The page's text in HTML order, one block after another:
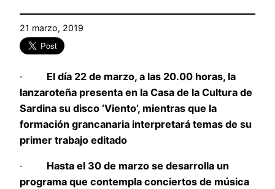
21 marzo, 2019
· El día 22 de marzo, a las 20.00 horas, la
lanzaroteña presenta en la Casa de la Cultura de
Sardina su disco ‘Viento’, mientras que la
formación grancanaria interpretará temas de su
primer trabajo editado
· Hasta el 30 de marzo se desarrolla un
programa que contempla conciertos de música